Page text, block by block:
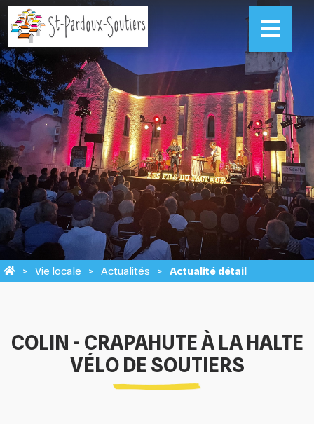
Vie locale Actualités Actualité détail
COLIN - CRAPAHUTE À LA HALTE
VÉLO DE SOUTIERS